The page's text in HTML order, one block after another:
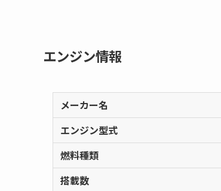
エンジン情報
メーカー名
エンジン型式
燃料種類
搭載数